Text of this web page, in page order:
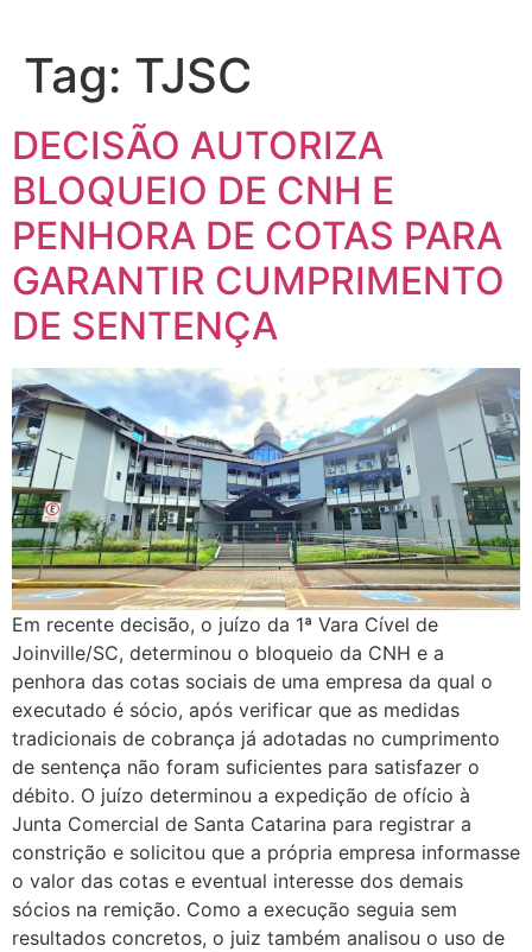
Tag: TJSC
DECISÃO AUTORIZA
BLOQUEIO DE CNH E
PENHORA DE COTAS PARA
GARANTIR CUMPRIMENTO
DE SENTENÇA
Em recente decisão, o juízo da 1ª Vara Cível de
Joinville/SC, determinou o bloqueio da CNH e a
penhora das cotas sociais de uma empresa da qual o
executado é sócio, após verificar que as medidas
tradicionais de cobrança já adotadas no cumprimento
de sentença não foram suficientes para satisfazer o
débito. O juízo determinou a expedição de ofício à
Junta Comercial de Santa Catarina para registrar a
constrição e solicitou que a própria empresa informasse
o valor das cotas e eventual interesse dos demais
sócios na remição. Como a execução seguia sem
resultados concretos, o juiz também analisou o uso de